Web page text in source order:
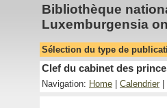
Bibliothèque
Luxemburgensia
Sélection du type de
Clef du cabinet des
Navigation: Home Calendrier